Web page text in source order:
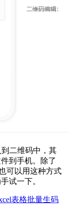
二维码中，其
到手机。除了
可以用这种方式
试一下。
表格批量生码